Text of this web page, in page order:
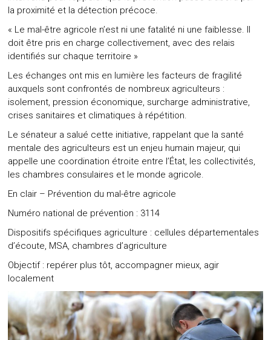
la proximité et la détection précoce.
« Le mal-être agricole n’est ni une fatalité ni une faiblesse. Il
doit être pris en charge collectivement, avec des relais
identifiés sur chaque territoire »
Les échanges ont mis en lumière les facteurs de fragilité
auxquels sont confrontés de nombreux agriculteurs :
isolement, pression économique, surcharge administrative,
crises sanitaires et climatiques à répétition.
Le sénateur a salué cette initiative, rappelant que la santé
mentale des agriculteurs est un enjeu humain majeur, qui
appelle une coordination étroite entre l’État, les collectivités,
les chambres consulaires et le monde agricole.
En clair – Prévention du mal-être agricole
Numéro national de prévention : 3114
Dispositifs spécifiques agriculture : cellules départementales
d’écoute, MSA, chambres d’agriculture
Objectif : repérer plus tôt, accompagner mieux, agir
localement